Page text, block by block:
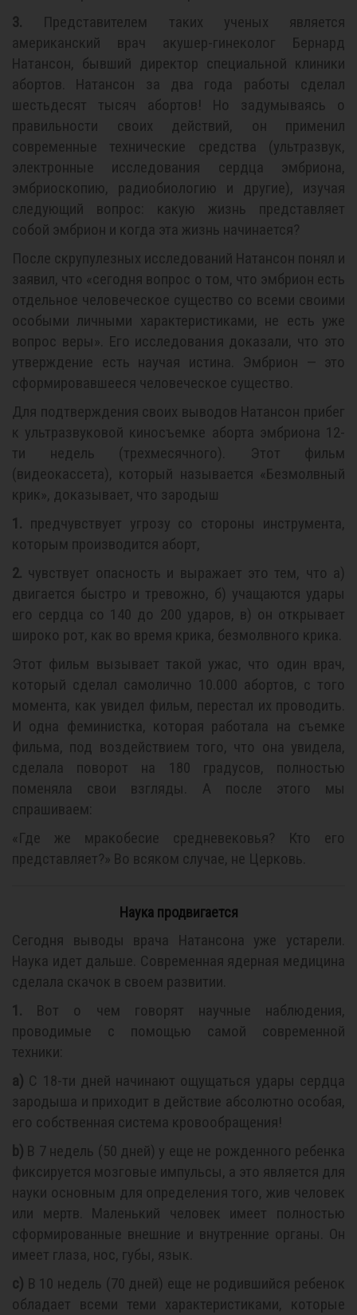
3. Представителем таких ученых является
американский врач акушер-гинеколог Бернард
Натансон, бывший директор специальной клиники
абортов. Натансон за два года работы сделал
шестьдесят тысяч абортов! Но задумываясь о
правильности своих действий, он применил
современные технические средства (ультразвук,
электронные исследования сердца эмбриона,
эмбриоскопию, радиобиологию и другие), изучая
следующий вопрос: какую жизнь представляет
собой эмбрион и когда эта жизнь начинается?
После скрупулезных исследований Натансон понял и
заявил, что «сегодня вопрос о том, что эмбрион есть
отдельное человеческое существо со всеми своими
особыми личными характеристиками, не есть уже
вопрос веры». Его исследования доказали, что это
утверждение есть научая истина. Эмбрион — это
сформировавшееся человеческое существо.
Для подтверждения своих выводов Натансон прибег
к ультразвуковой киносъемке аборта эмбриона 12-
ти недель (трехмесячного). Этот фильм
(видеокассета), который называется «Безмолвный
крик», доказывает, что зародыш
1. предчувствует угрозу со стороны инструмента,
которым производится аборт,
2. чувствует опасность и выражает это тем, что а)
двигается быстро и тревожно, б) учащаются удары
его сердца со 140 до 200 ударов, в) он открывает
широко рот, как во время крика, безмолвного крика.
Этот фильм вызывает такой ужас, что один врач,
который сделал самолично 10.000 абортов, с того
момента, как увидел фильм, перестал их проводить.
И одна феминистка, которая работала на съемке
фильма, под воздействием того, что она увидела,
сделала поворот на 180 градусов, полностью
поменяла свои взгляды. А после этого мы
спрашиваем:
«Где же мракобесие средневековья? Кто его
представляет?» Во всяком случае, не Церковь.
Наука продвигается
Сегодня выводы врача Натансона уже устарели.
Наука идет дальше. Современная ядерная медицина
сделала скачок в своем развитии.
1. Вот о чем говорят научные наблюдения,
проводимые с помощью самой современной
техники:
a) С 18-ти дней начинают ощущаться удары сердца
зародыша и приходит в действие абсолютно особая,
его собственная система кровообращения!
b) В 7 недель (50 дней) у еще не рожденного ребенка
фиксируется мозговые импульсы, а это является для
науки основным для определения того, жив человек
или мертв. Маленький человек имеет полностью
сформированные внешние и внутренние органы. Он
имеет глаза, нос, губы, язык.
c) В 10 недель (70 дней) еще не родившийся ребенок
обладает всеми теми характеристиками, которые